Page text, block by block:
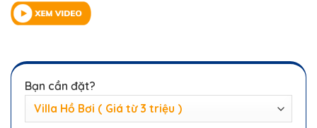
Bạn cần đặt?